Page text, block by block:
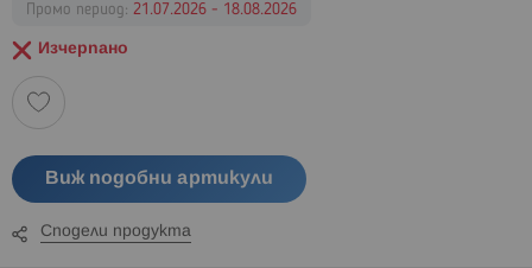
Промо период: 21.07.2026 - 18.08.2026
Изчерпано
Виж подобни артикули
Сподели продукта